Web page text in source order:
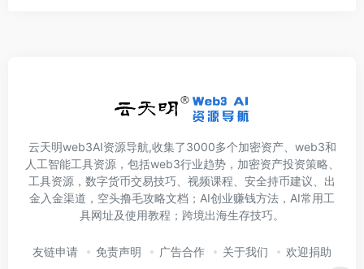
云天明web3AI资源导航,收集了3000多个加密资产、web3和
人工智能工具资源，包括web3行业趋势，加密资产投资策略、
工具资源，数字货币交易技巧、视频课程、安全持币建议、出
金入金渠道，空头撸毛攻略文档；AI创业赚钱方法，AI常用工
具网址及使用教程；跨境出海生存技巧。
友链申请 免责声明 广告合作 关于我们 欢迎捐助